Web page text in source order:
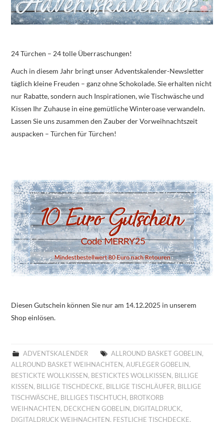
24 Türchen – 24 tolle Überraschungen!
Auch in diesem Jahr bringt unser Adventskalender-Newsletter
täglich kleine Freuden – ganz ohne Schokolade. Sie erhalten nicht
nur Rabatte, sondern auch Inspirationen, wie Tischwäsche und
Kissen Ihr Zuhause in eine gemütliche Winteroase verwandeln.
Lassen Sie uns zusammen den Zauber der Vorweihnachtszeit
auspacken – Türchen für Türchen!
Diesen Gutschein können Sie nur am 14.12.2025 in unserem
Shop einlösen.
ADVENTSKALENDER ALLROUND BASKET GOBELIN,
ALLROUND BASKET WEIHNACHTEN,AUFLEGER GOBELIN,
BESTICKTE WOLLKISSEN, BESTICKTES WOLLKISSEN, BILLIGE
KISSEN, BILLIGE TISCHDECKE, BILLIGE TISCHLÄUFER, BILLIGE
TISCHWÄSCHE, BILLIGES TISCHTUCH, BROTKORB
WEIHNACHTEN, DECKCHEN GOBELIN, DIGITALDRUCK,
DIGITALDRUCK WEIHNACHTEN, FESTLICHE TISCHDECKE,